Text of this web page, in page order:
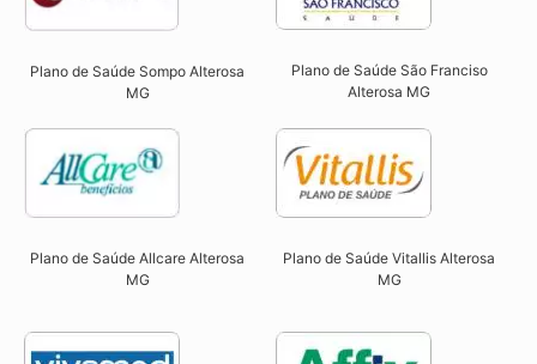
Plano de Saúde Sompo Alterosa
MG​
Plano de Saúde São Franciso
Alterosa MG​
Plano de Saúde Allcare Alterosa
MG​
Plano de Saúde Vitallis Alterosa
MG​